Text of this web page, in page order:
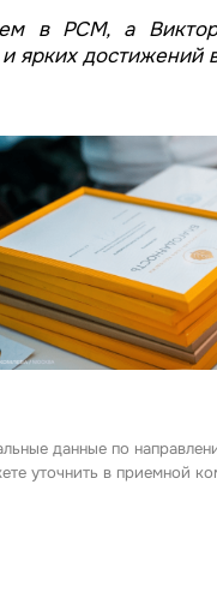
в РСМ, а
ярких достижений
данные по
уточнить в приемной